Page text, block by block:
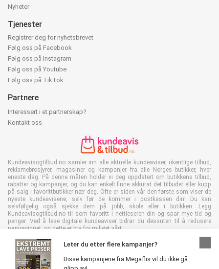
Leter du etter flere kampanjer?
Disse kampanjene fra Megaflis vil du ikke gå
Nyheter
Tjenester
Registrer deg for nyhetsbrevet
Følg oss på Facebook
Følg oss på Instagram
Følg oss på Youtube
Følg oss på TikTok
Partnere
Interessert i et partnerskap?
Kontakt oss
Kundeavisogtilbud.no samler inn alle aktuelle kundeaviser, ukentlige tilbud,
reklamebrosjyrer, magasiner og kampanjer fra alle Norges butikker, hver
eneste dag. På denne måten holder vi deg oppdatert om butikkens tilbud,
rabatter og kampanjer, og du kan enkelt finne akkurat det tilbudet eller kupp
på salg i favorittbutikker nær deg. Ofte er siden vår den første som viser de
nyeste kundeavisene, selv før de kommer i postkassen din! Du kan
selvfølgelig også sjekke dem på jobb, skole eller i butikken. Legg
Kundeavisogtilbud.no til som favoritt i nettleseren din og spar mye tid og
penger. Ved å lese digitale kundeaviser bidrar du dessuten til å redusere
papirsvinnet, og dette er bra for miljøet vårt.